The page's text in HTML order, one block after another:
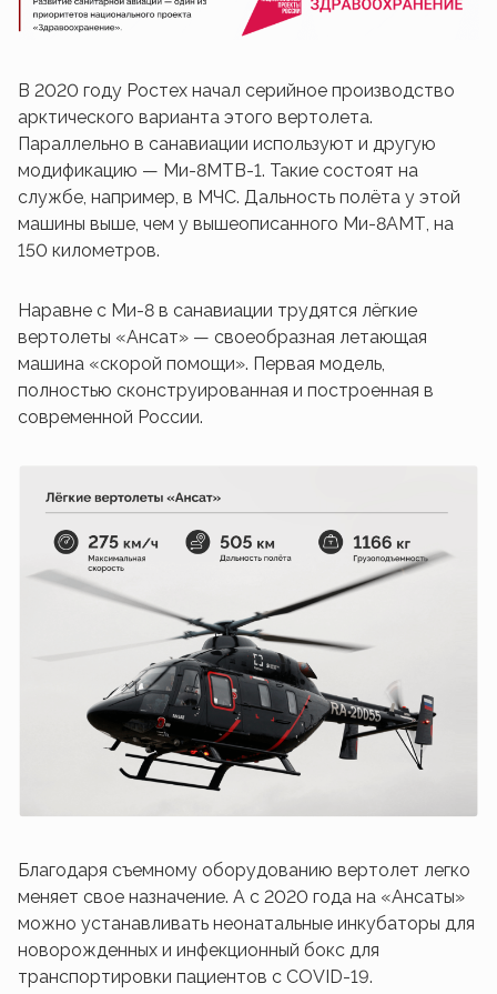
В 2020 году Ростех начал серийное производство
арктического варианта этого вертолета.
Параллельно в санавиации используют и другую
модификацию — Ми-8МТВ-1. Такие состоят на
службе, например, в МЧС. Дальность полёта у этой
машины выше, чем у вышеописанного Ми-8АМТ, на
150 километров.
Наравне с Ми-8 в санавиации трудятся лёгкие
вертолеты «Ансат» — своеобразная летающая
машина «скорой помощи». Первая модель,
полностью сконструированная и построенная в
современной России.
Благодаря съемному оборудованию вертолет легко
меняет свое назначение. А с 2020 года на «Ансаты»
можно устанавливать неонатальные инкубаторы для
новорожденных и инфекционный бокс для
транспортировки пациентов с COVID-19.